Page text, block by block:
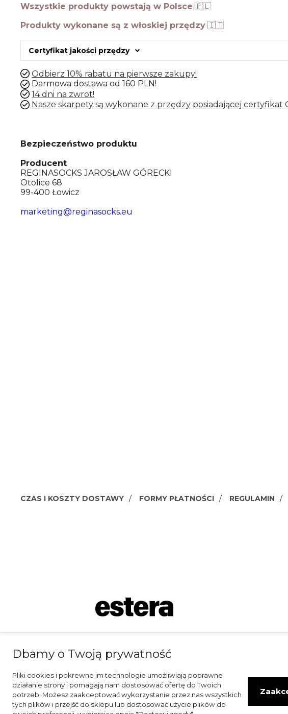
Wszystkie produkty powstają w Polsce 🇵🇱
Produkty wykonane są z włoskiej przędzy 🇮🇹
Certyfikat jakości przędzy
Odbierz 10% rabatu na pierwsze zakupy!
Darmowa dostawa od 160 PLN!
14 dni na zwrot!
Nasze skarpety są wykonane z przędzy posiadającej certyfikat
Bezpieczeństwo produktu
Producent
REGINASOCKS JAROSŁAW GÓRECKI
Otolice 68
99-400 Łowicz
marketing@reginasocks.eu
CZAS I KOSZTY DOSTAWY FORMY PŁATNOŚCI REGULAMIN
Dbamy o Twoją prywatność
Pliki cookies i pokrewne im technologie umożliwiają poprawne
działanie strony i pomagają nam dostosować ofertę do Twoich
potrzeb. Możesz zaakceptować wykorzystanie przez nas wszystkich
tych plików i przejść do sklepu lub dostosować użycie plików do